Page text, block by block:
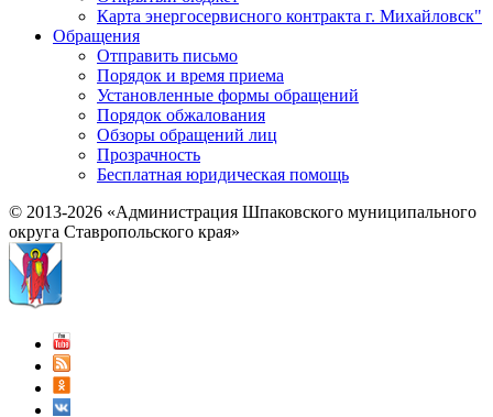
Карта энергосервисного контракта г. Михайловск"
Обращения
Отправить письмо
Порядок и время приема
Установленные формы обращений
Порядок обжалования
Обзоры обращений лиц
Прозрачность
Бесплатная юридическая помощь
© 2013-2026 «Администрация Шпаковского муниципального
округа Ставропольского края»